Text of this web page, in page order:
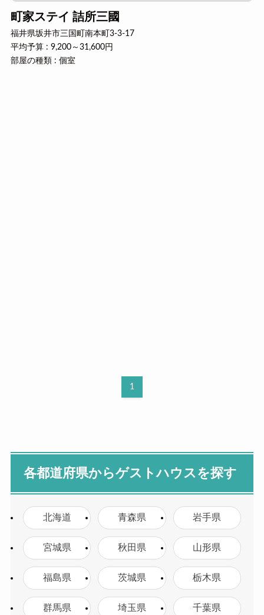
町家ステイ 詰所三國
福井県坂井市三国町南本町3-3-17
平均予算 : 9,200～31,600円
部屋の種類 : 個室
1
各都道府県からゲストハウスを探す
北海道 青森県 岩手県
宮城県 秋田県 山形県
福島県 茨城県 栃木県
群馬県 埼玉県 千葉県